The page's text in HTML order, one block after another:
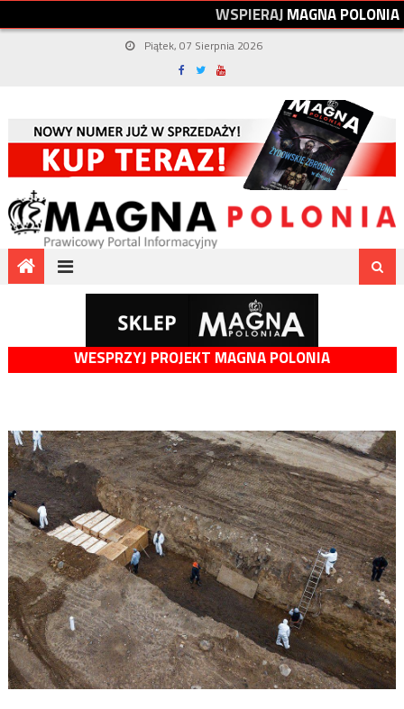
WSPIERAJMAGNAPOLONIA
Piątek, 07 Sierpnia 2026
WESPRZYJ PROJEKT MAGNA POLONIA